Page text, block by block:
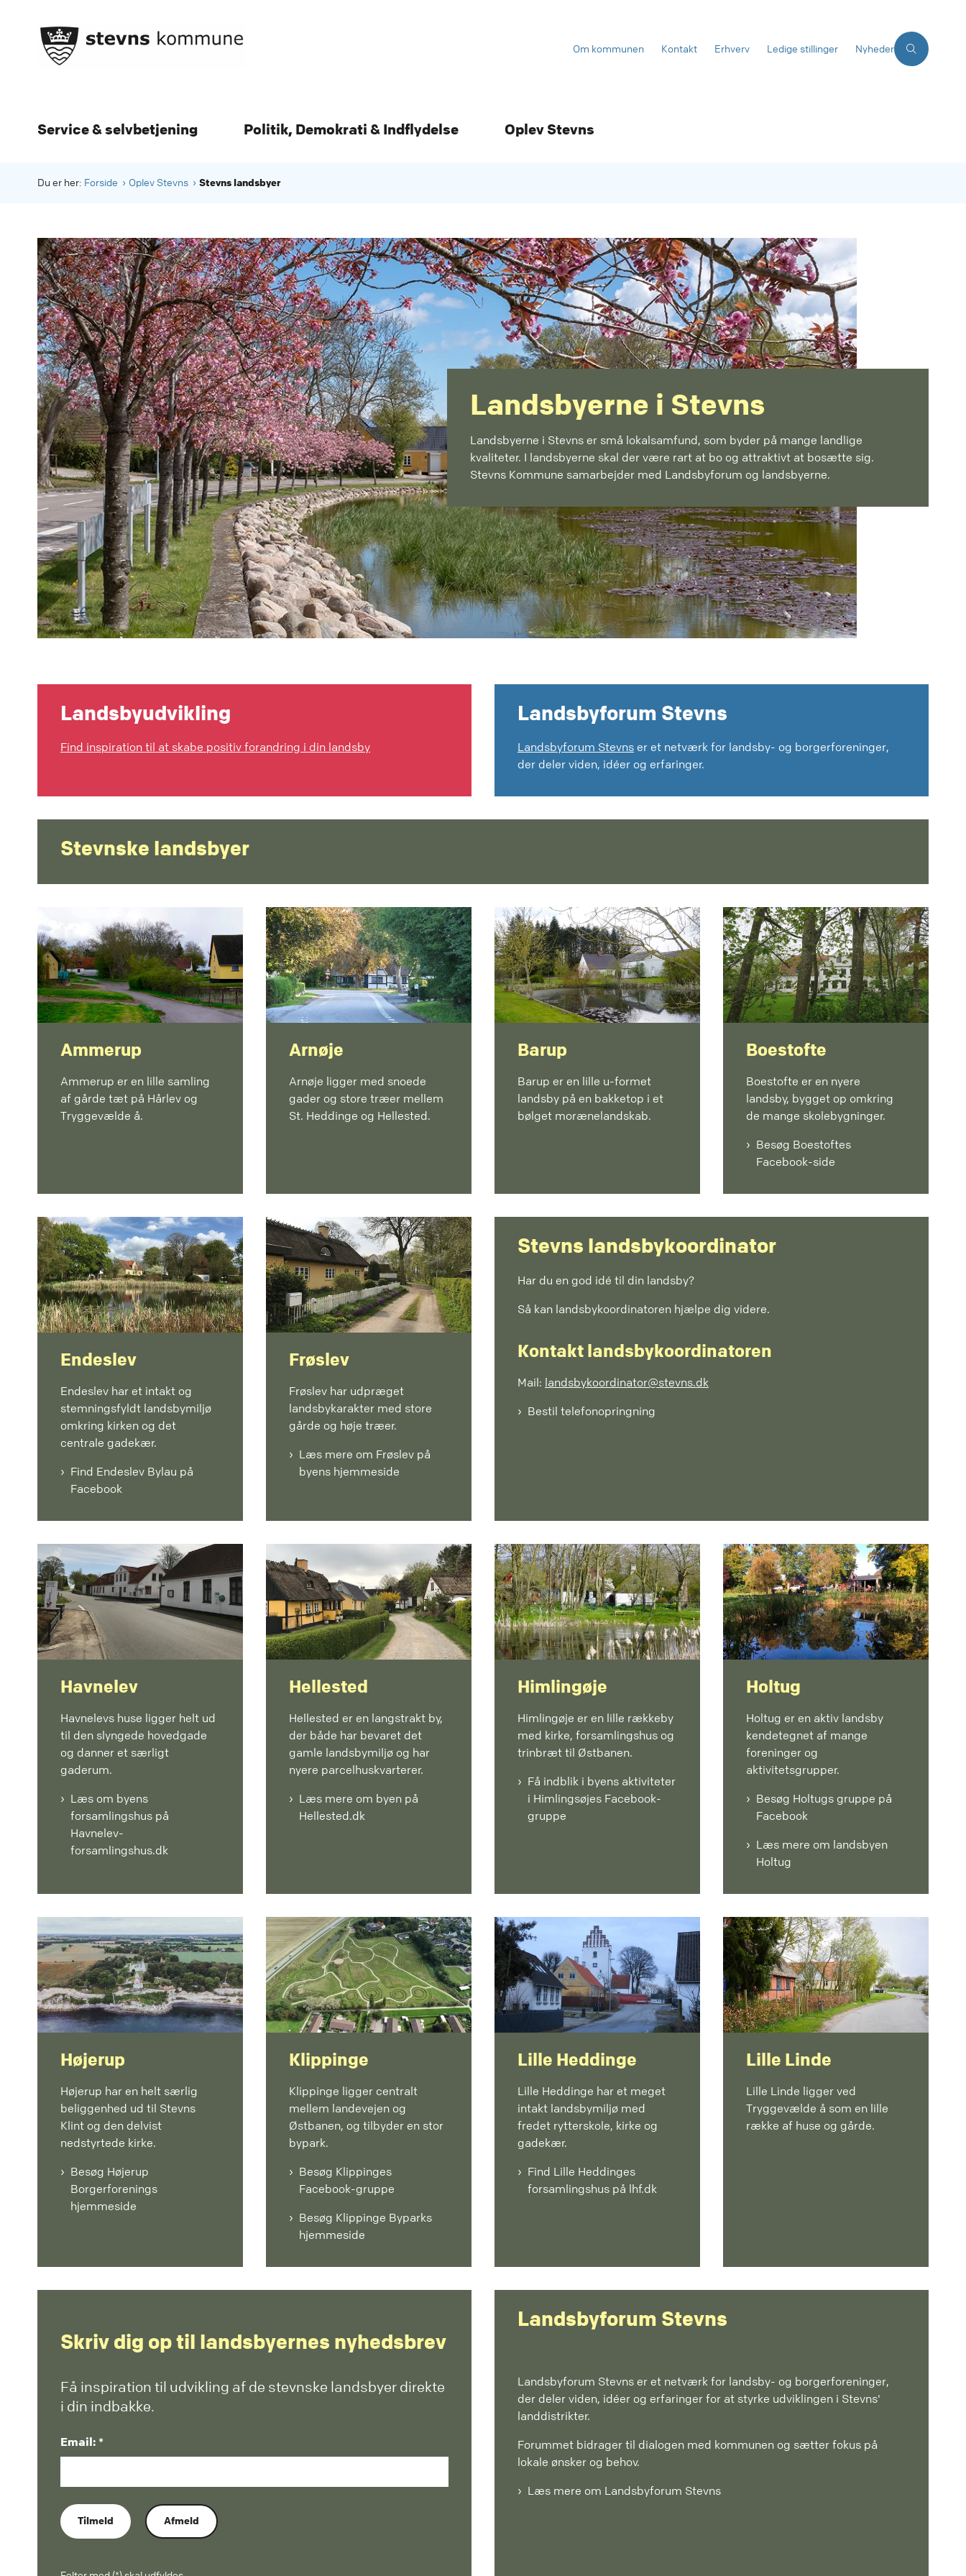
Om kommunen Kontakt Erhverv Ledige stillinger Nyheder
Service & selvbetjening Politik, Demokrati & Indflydelse Oplev Stevns
Du er her: Forside Oplev Stevns Stevns landsbyer
Landsbyerne i Stevns
Landsbyerne i Stevns er små lokalsamfund, som byder på mange landlige
kvaliteter. I landsbyerne skal der være rart at bo og attraktivt at bosætte sig.
Stevns Kommune samarbejder med Landsbyforum og landsbyerne.
Landsbyudvikling
Find inspiration til at skabe positiv forandring i din landsby
Landsbyforum Stevns
Landsbyforum Stevns er et netværk for landsby- og borgerforeninger,
der deler viden, idéer og erfaringer.
Stevnske landsbyer
Ammerup
Ammerup er en lille samling
af gårde tæt på Hårlev og
Tryggevælde å.
Arnøje
Arnøje ligger med snoede
gader og store træer mellem
St. Heddinge og Hellested.
Barup
Barup er en lille u-formet
landsby på en bakketop i et
bølget morænelandskab.
Boestofte
Boestofte er en nyere
landsby, bygget op omkring
de mange skolebygninger.
Besøg Boestoftes
Facebook-side
Endeslev
Endeslev har et intakt og
stemningsfyldt landsbymiljø
omkring kirken og det
centrale gadekær.
Find Endeslev Bylau på
Facebook
Frøslev
Frøslev har udpræget
landsbykarakter med store
gårde og høje træer.
Læs mere om Frøslev på
byens hjemmeside
Stevns landsbykoordinator
Har du en god idé til din landsby?
Så kan landsbykoordinatoren hjælpe dig videre.
Kontakt landsbykoordinatoren
Mail: landsbykoordinator@stevns.dk
Bestil telefonopringning
Havnelev
Havnelevs huse ligger helt ud
til den slyngede hovedgade
og danner et særligt
gaderum.
Læs om byens
forsamlingshus på
Havnelev-
forsamlingshus.dk
Hellested
Hellested er en langstrakt by,
der både har bevaret det
gamle landsbymiljø og har
nyere parcelhuskvarterer.
Læs mere om byen på
Hellested.dk
Himlingøje
Himlingøje er en lille rækkeby
med kirke, forsamlingshus og
trinbræt til Østbanen.
Få indblik i byens aktiviteter
i Himlingsøjes Facebook-
gruppe
Holtug
Holtug er en aktiv landsby
kendetegnet af mange
foreninger og
aktivitetsgrupper.
Besøg Holtugs gruppe på
Facebook
Læs mere om landsbyen
Holtug
Højerup
Højerup har en helt særlig
beliggenhed ud til Stevns
Klint og den delvist
nedstyrtede kirke.
Besøg Højerup
Borgerforenings
hjemmeside
Klippinge
Klippinge ligger centralt
mellem landevejen og
Østbanen, og tilbyder en stor
bypark.
Besøg Klippinges
Facebook-gruppe
Besøg Klippinge Byparks
hjemmeside
Lille Heddinge
Lille Heddinge har et meget
intakt landsbymiljø med
fredet rytterskole, kirke og
gadekær.
Find Lille Heddinges
forsamlingshus på lhf.dk
Lille Linde
Lille Linde ligger ved
Tryggevælde å som en lille
række af huse og gårde.
Skriv dig op til landsbyernes nyhedsbrev
Få inspiration til udvikling af de stevnske landsbyer direkte
i din indbakke.
Email: *
Tilmeld Afmeld
Landsbyforum Stevns
Landsbyforum Stevns er et netværk for landsby- og borgerforeninger,
der deler viden, idéer og erfaringer for at styrke udviklingen i Stevns'
landdistrikter.
Forummet bidrager til dialogen med kommunen og sætter fokus på
lokale ønsker og behov.
Læs mere om Landsbyforum Stevns